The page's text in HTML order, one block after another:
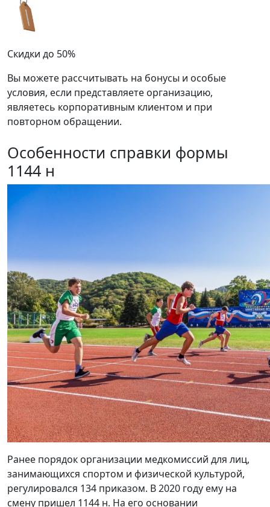
Скидки до 50%
Вы можете рассчитывать на бонусы и особые
условия, если представляете организацию,
являетесь корпоративным клиентом и при
повторном обращении.
Особенности справки формы
1144 н
Ранее порядок организации медкомиссий для лиц,
занимающихся спортом и физической культурой,
регулировался 134 приказом. В 2020 году ему на
смену пришел 1144 н. На его основании